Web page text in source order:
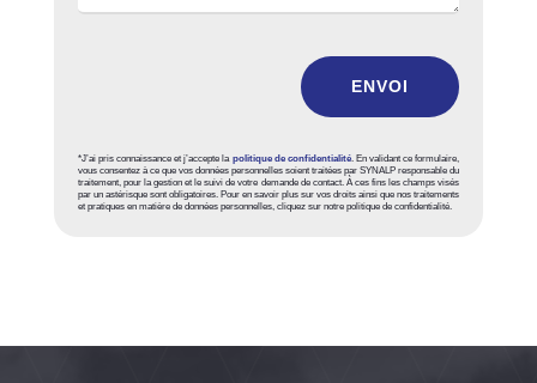
ENVOI
*J’ai pris connaissance et j’accepte la politique de confidentialité. En validant ce formulaire,
vous consentez à ce que vos données personnelles soient traitées par SYNALP responsable du
traitement, pour la gestion et le suivi de votre demande de contact. À ces fins les champs visés
par un astérisque sont obligatoires. Pour en savoir plus sur vos droits ainsi que nos traitements
et pratiques en matière de données personnelles, cliquez sur notre politique de confidentialité.